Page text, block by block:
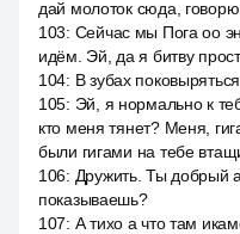
дай молоток сюда,
103: Сейчас мы Пога оо
идём. Эй, да я битву
104: В зубах
105: Эй, я нормально к
кто меня тянет? Меня,
были гигами на тебе
106: Дружить. Ты добрый
показываешь?
107: А тихо а что там